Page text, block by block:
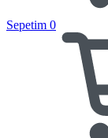
Sepetim 0